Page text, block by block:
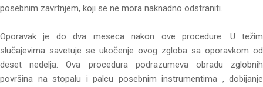
posebnim zavrtnjem, koji se ne mora naknadno odstraniti.
Oporavak je do dva meseca nakon ove procedure. U težim
slučajevima savetuje se ukočenje ovog zgloba sa oporavkom od
deset nedelja. Ova procedura podrazumeva obradu zglobnih
površina na stopalu i palcu posebnim instrumentima , dobijanje